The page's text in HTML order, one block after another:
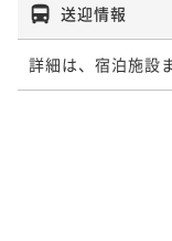
送迎情報
詳細は、宿泊施設